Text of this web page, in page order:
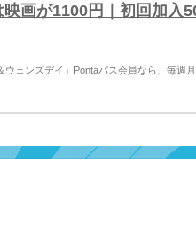
画が1100円｜初回加入
ェンズデイ」Pontaパス会員なら、毎週